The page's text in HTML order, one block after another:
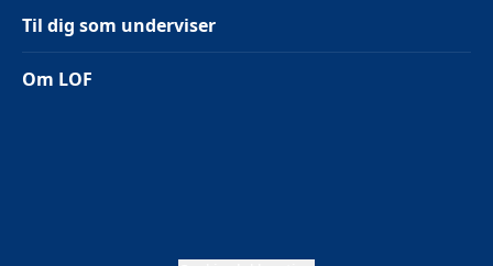
Til dig som underviser
Om LOF